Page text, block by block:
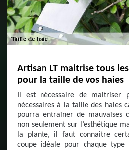
Artisan LT maitrise tous
pour la taille de vos haies
Il est nécessaire de maitriser
nécessaires à la taille des haies
pourra entrainer de mauvaises
non seulement sur l’esthétique
la plante, il faut connaitre
coupe idéale pour chaque